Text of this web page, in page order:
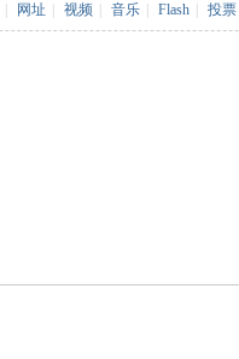
网址 视频 音乐 Flash 投票